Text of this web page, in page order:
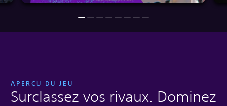
APERÇU DU JEU
Surclassez vos rivaux. Dominez